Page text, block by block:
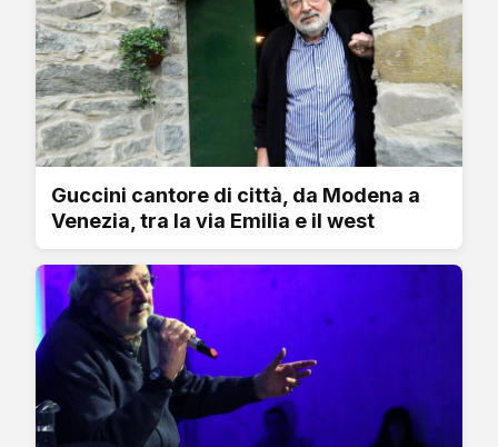
Guccini cantore di città, da Modena a
Venezia, tra la via Emilia e il west